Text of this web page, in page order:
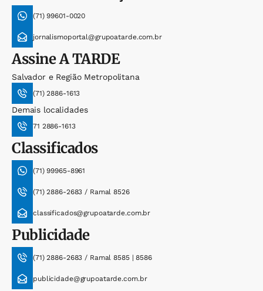
(71) 99601-0020
jornalismoportal@grupoatarde.com.br
AssineA TARDE
Salvador e Região Metropolitana
(71) 2886-1613
Demais localidades
71 2886-1613
Classificados
(71) 99965-8961
(71) 2886-2683 / Ramal 8526
classificados@grupoatarde.com.br
Publicidade
(71) 2886-2683 / Ramal 8585 | 8586
publicidade@grupoatarde.com.br